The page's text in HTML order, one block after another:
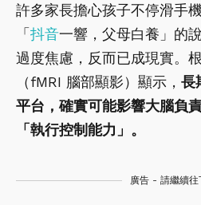
許多家長擔心孩子不停滑手
「 抖音一響，父母白養」的
過度焦慮，反而已成現實。
（fMRI 腦部顯影）顯示， 長
平台，確實可能影響大腦負
「執行控制能力」。
廣告 - 請繼續往